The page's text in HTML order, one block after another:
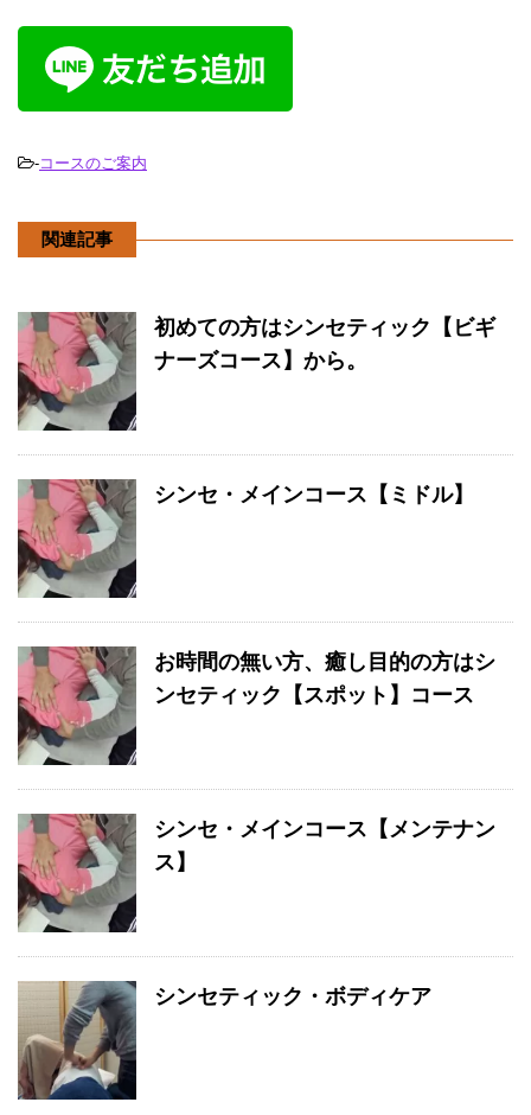
-コースのご案内
関連記事
初めての方はシンセティック【ビギ
ナーズコース】から。
シンセ・メインコース【ミドル】
お時間の無い方、癒し目的の方はシ
ンセティック【スポット】コース
シンセ・メインコース【メンテナン
ス】
シンセティック・ボディケア